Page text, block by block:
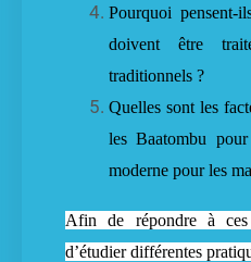
Pourquoi pensent-
doivent être
traditionnels ?
Quelles sont les
les Baatombu
moderne pour les
Afin de répondre à
d’étudier différentes